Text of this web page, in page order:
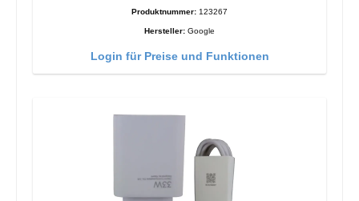
Produktnummer: 123267
Hersteller: Google
Login für Preise und Funktionen